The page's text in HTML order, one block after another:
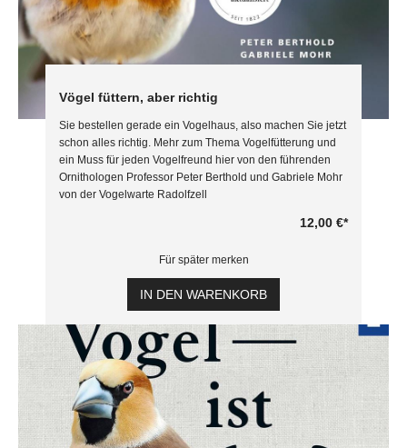
Vögel füttern, aber richtig
Sie bestellen gerade ein Vogelhaus, also machen Sie jetzt
schon alles richtig. Mehr zum Thema Vogelfütterung und
ein Muss für jeden Vogelfreund hier von den führenden
Ornithologen Professor Peter Berthold und Gabriele Mohr
von der Vogelwarte Radolfzell
12,00 €*
Für später merken
IN DEN WARENKORB